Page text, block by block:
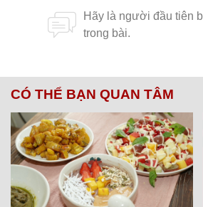
CÓ THỂ BẠN QUAN TÂM